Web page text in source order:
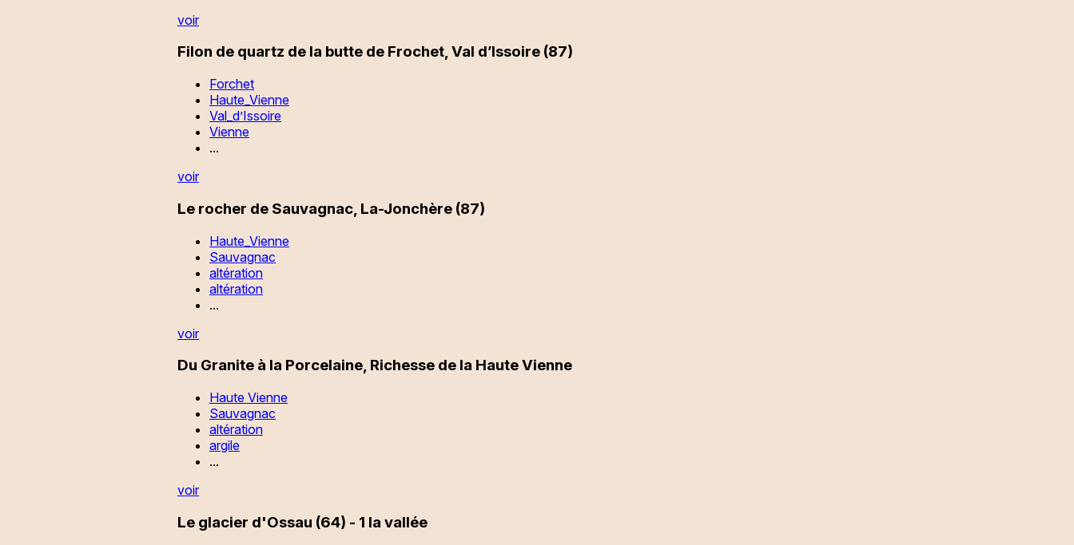
voir
Filon de quartz de la butte de Frochet, Val d’Issoire (87)
Forchet
Haute_Vienne
Val_d’Issoire
Vienne
...
voir
Le rocher de Sauvagnac, La-Jonchère (87)
Haute_Vienne
Sauvagnac
altération
altération
...
voir
Du Granite à la Porcelaine, Richesse de la Haute Vienne
Haute Vienne
Sauvagnac
altération
argile
...
voir
Le glacier d'Ossau (64) - 1 la vallée